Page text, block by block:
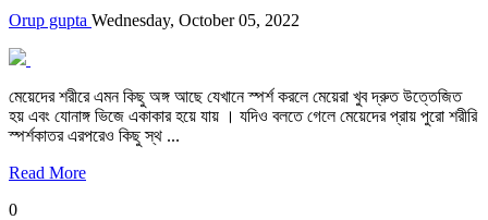
Orup gupta Wednesday, October 05, 2022
মেয়েদের শরীরে এমন কিছু অঙ্গ আছে যেখানে স্পর্শ করলে মেয়েরা খুব দ্রুত উত্তেজিত
হয় এবং যোনাঙ্গ ভিজে একাকার হয়ে যায় । যদিও বলতে গেলে মেয়েদের প্রায় পুরো শরীরি
স্পর্শকাতর এরপরেও কিছু স্থ ...
Read More
0